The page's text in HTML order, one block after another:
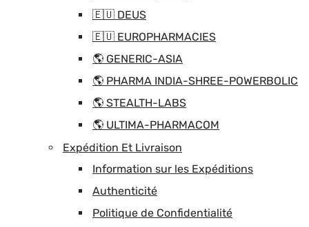
🇪🇺 DEUS
🇪🇺 EUROPHARMACIES
🌎 GENERIC-ASIA
🌎 PHARMA INDIA-SHREE-POWERBOLIC
🌎 STEALTH-LABS
🌎 ULTIMA-PHARMACOM
Expédition Et Livraison
Information sur les Expéditions
Authenticité
Politique de Confidentialité